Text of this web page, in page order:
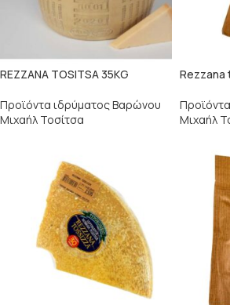
REZZANA TOSITSA 35KG
Προϊόντα ιδρύματος Βαρώνου
Μιχαήλ Τοσίτσα
Rezzana
Μιχαήλ